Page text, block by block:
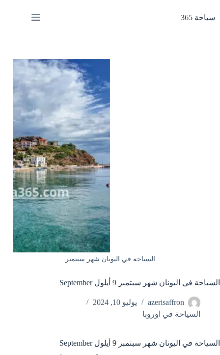
المحتوى
سياحة 365
السياحة في اليونان شهر سبتمبر
السياحة في اليونان شهر سبتمبر 9 أيلول September
azerisaffron
يوليو 10, 2024
السياحة في اوروبا
السياحة في اليونان شهر سبتمبر 9 أيلول September